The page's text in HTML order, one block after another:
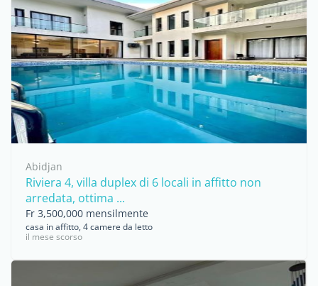
Abidjan
Riviera 4, villa duplex di 6 locali in affitto non
arredata, ottima ...
Fr 3,500,000 mensilmente
casa in affitto, 4 camere da letto
il mese scorso